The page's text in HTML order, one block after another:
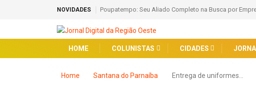
NOVIDADES Poupatempo: Seu Aliado Completo na Busca por
HOME COLUNISTAS CIDADES
Home Santana do Parnaíba Entrega de uniformes…